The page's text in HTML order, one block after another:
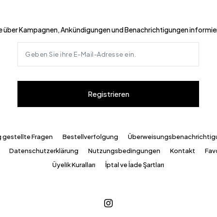
über Kampagnen, Ankündigungen und Benachrichtigungen
Registrieren
gestellte Fragen Bestellverfolgung
Datenschutzerklärung Nutzungsbedingungen Kontakt
Üyelik Kuralları
İptal ve İade Şartları